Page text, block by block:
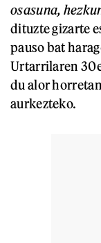
osasuna,
dituzte gizarte
pauso bat
Urtarrilaren
du alor
aurkezteko.